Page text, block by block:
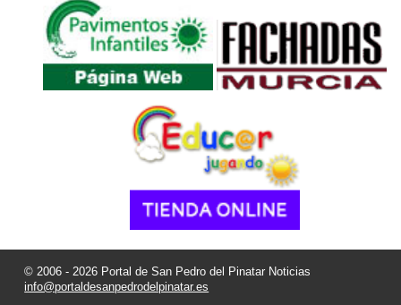
© 2006 - 2026 Portal de San Pedro del Pinatar Noticias
info@portaldesanpedrodelpinatar.es